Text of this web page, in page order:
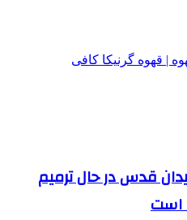
| قهوه گرنیکا کافی
قدس در حال ترمیم
است